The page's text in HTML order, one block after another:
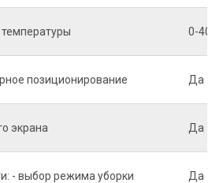
0-40
позиционирование Да
экрана Да
- выбор режима уборки Да